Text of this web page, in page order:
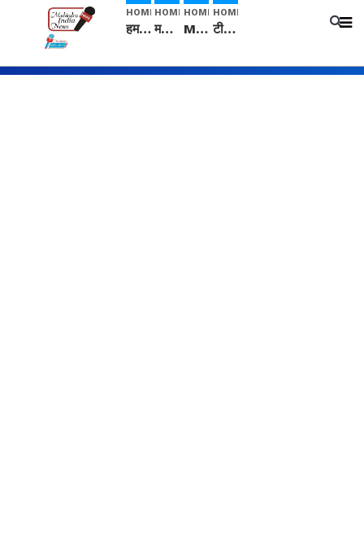
HOME
हम सनातनी..." सांसद kangana Ranaut से क्या बोली लड़की? Viral Jantar-Mantar | CJP protest
HOME
मनीषा हत्याकांड: हत्या, आत्महत्या या कोई बड़ा राज? | Full Story | Josh Haryana
HOME
Mangalsutra: हिंदू धर्म में शादी के बाद मंगलसूत्र क्यों पहनती है महिलाएं, किसने शुरु की ये परंपरा
HOME
टीम बीकेई ने एग्रीकल्चर ग्रेड की यूरिया खाद गट्टों में बदलकर टेक्निकल ग्रेड में बेचने वालों पर करवाई कार्रवाई: लखविंदर सिंह औलख